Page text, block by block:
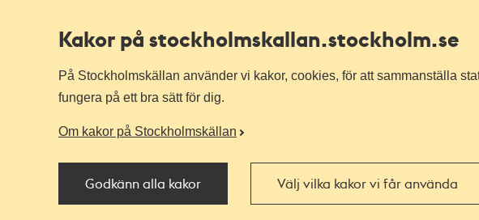
Kakor på stockholmskallan.stockholm.se
På Stockholmskällan använder vi kakor, cookies, för att sammanställa
fungera på ett bra sätt för dig.
Om kakor på Stockholmskällan
Godkänn alla kakor Välj vilka kakor vi får använda